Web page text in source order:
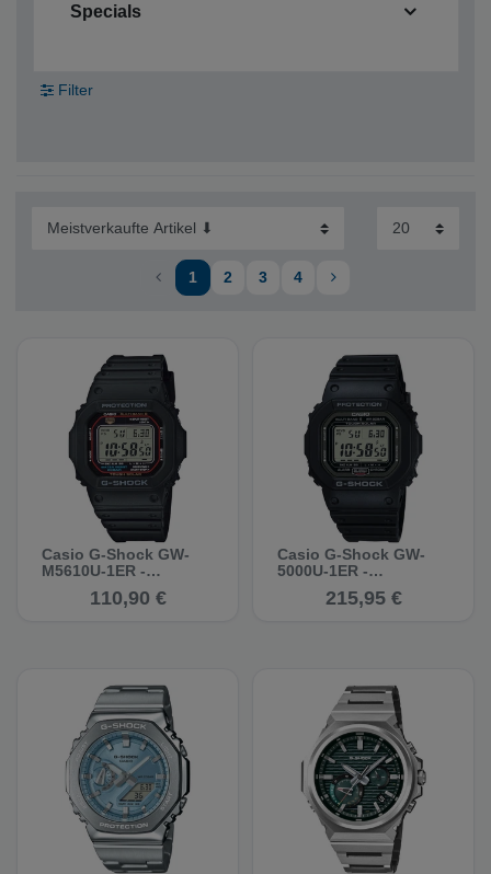
Specials
Filter
1 2 3 4
Casio G-Shock GW-
M5610U-1ER -
110,90 €
Casio G-Shock GW-
5000U-1ER -
215,95 €